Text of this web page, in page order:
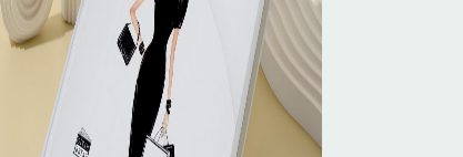
İLETİŞİM